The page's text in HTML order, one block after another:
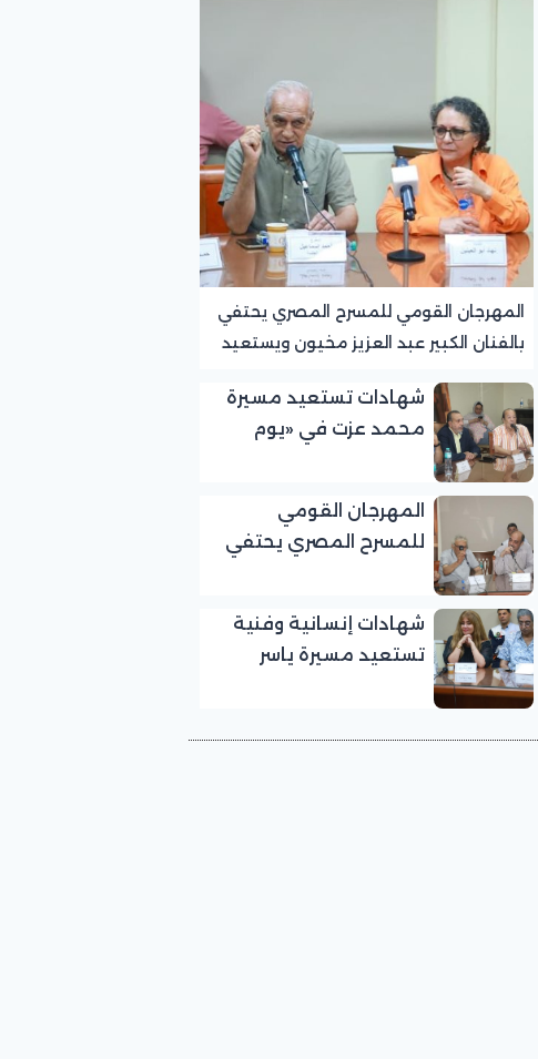
المهرجان القومي للمسرح المصري يحتفي
بالفنان الكبير عبد العزيز مخيون ويستعيد
شهادات تستعيد مسيرة
محمد عزت في «يوم
للمسرح المصري
المهرجان القومي
للمسرح المصري يحتفي
لرموز المسرح»
شهادات إنسانية وفنية
تستعيد مسيرة ياسر